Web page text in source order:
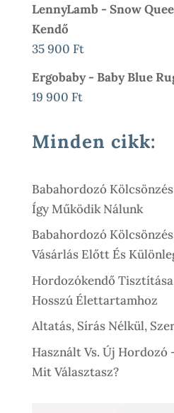
Was:
Is:
LennyLamb - Snow
Kendő
35 900 Ft
Ergobaby - Baby Blue
19 900 Ft
Minden cikk:
Babahordozó
Így Működik Nálunk
Babahordozó
Vásárlás Előtt És
Hordozókendő
Hosszú Élettartamhoz
Altatás, Sírás Nélkül,
Használt Vs. Új Hordozó
Mit Választasz?